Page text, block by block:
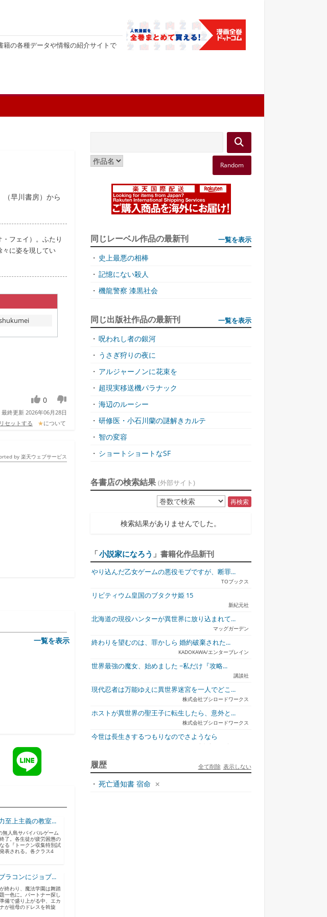
の各種データや情報の紹介サイトで
（早川書房）から
フェイ）。ふたり
に姿を現してい
0
最終更新 2026年06月28日
セットする ★について
by 楽天ウェブサービス
一覧を表示
至上主義の教室...
無人島サバイバルゲーム
了。各生徒が疲労困憊の
る『トークン収集特別試
表される。各クラス4
ラコンにジョブ...
終わり、魔法学園は舞踏
一色に。パートナー探し
備で盛り上がる中、エカ
が祖母のドレスを斡旋
Random
同じレーベル作品の最新刊 一覧を表示
・ 史上最悪の相棒
・ 記憶にない殺人
・ 機龍警察 漆黒社会
同じ出版社作品の最新刊 一覧を表示
・ 呪われし者の銀河
・ うさぎ狩りの夜に
・ アルジャーノンに花束を
・ 超現実移送機パラナック
・ 海辺のルーシー
・ 研修医・小石川蘭の謎解きカルテ
・ 智の変容
・ ショートショートなSF
各書店の検索結果 (外部サイト)
再検索
検索結果がありませんでした。
「小説家になろう 」書籍化作品新刊
やり込んだ乙女ゲームの悪役モブですが、断罪...
TOブックス
リビティウム皇国のブタクサ姫 15
新紀元社
北海道の現役ハンターが異世界に放り込まれて...
マッグガーデン
終わりを望むのは、罪かしら 婚約破棄された...
KADOKAWA/エンターブレイン
世界最強の魔女、始めました ~私だけ『攻略...
講談社
現代忍者は万能ゆえに異世界迷宮を一人でどこ...
株式会社ブシロードワークス
ホストが異世界の聖王子に転生したら、意外と...
株式会社ブシロードワークス
今世は長生きするつもりなのでさようなら
宇都宮ケーブルテレビ
ジュリとエレナの森の相談所 ~付与の力であ...
一二三書房
天才悪女は嘘を見破る2
履歴 表示しない
全て削除
・ 死亡通知書 宿命